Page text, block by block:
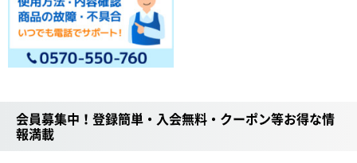
会員募集中！登録簡単・入会無料・クーポン等お得な情
報満載